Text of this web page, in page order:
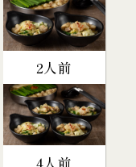
2人前
4人前